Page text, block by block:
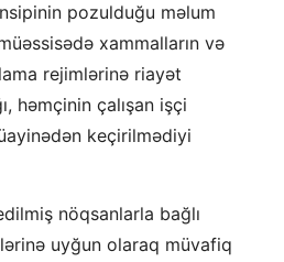
pozulduğu məlum
xammalların və
rejimlərinə riayət
həmçinin çalışan işçi
keçirilmədiyi
nöqsanlarla bağlı
uyğun olaraq müvafiq